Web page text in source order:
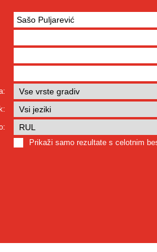
Prikaži samo rezultate s celotnim